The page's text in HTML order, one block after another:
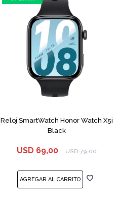
Reloj SmartWatch Honor Watch X5i
Black
USD 69,00 USD 79,00